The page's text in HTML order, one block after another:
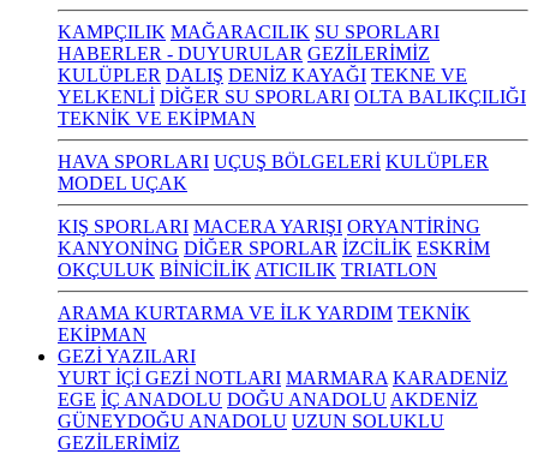
KAMPÇILIK MAĞARACILIK SU SPORLARI
HABERLER - DUYURULAR GEZİLERİMİZ
KULÜPLER DALIŞ DENİZ KAYAĞI TEKNE VE
YELKENLİ DİĞER SU SPORLARI OLTA BALIKÇILIĞI
TEKNİK VE EKİPMAN
HAVA SPORLARI UÇUŞ BÖLGELERİ KULÜPLER
MODEL UÇAK
KIŞ SPORLARI MACERA YARIŞI ORYANTİRİNG
KANYONİNG DİĞER SPORLAR İZCİLİK ESKRİM
OKÇULUK BİNİCİLİK ATICILIK TRIATLON
ARAMA KURTARMA VE İLK YARDIM TEKNİK
EKİPMAN
GEZİ YAZILARI
YURT İÇİ GEZİ NOTLARI MARMARA KARADENİZ
EGE İÇ ANADOLU DOĞU ANADOLU AKDENİZ
GÜNEYDOĞU ANADOLU UZUN SOLUKLU
GEZİLERİMİZ